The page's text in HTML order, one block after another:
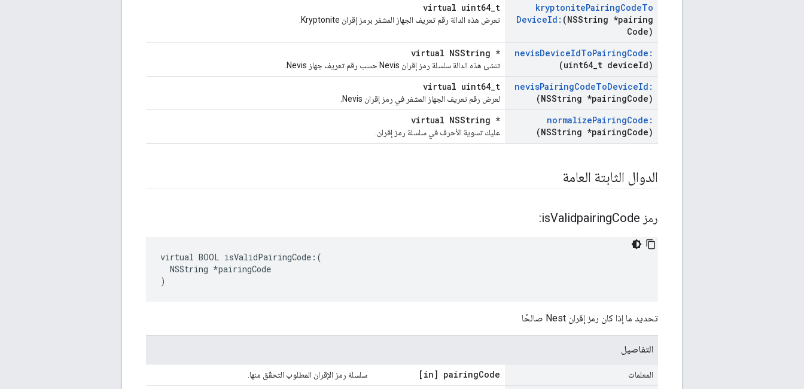
kryptonitePairingCodeTo
DeviceId: (NSString *pairing
Code)
virtual uint64_t
تعرض هذه الدالة رقم تعريف الجهاز المشفر برمز إقران Kryptonite.
nevisDeviceIdToPairingCode:
(uint64 t deviceId)
virtual NSString *
تنشئ هذه الدالة سلسلة رمز إقران Nevis حسب رقم تعريف جهاز Nevis.
nevisPairingCodeToDeviceId:
(NSString *pairingCode)
virtual uint64_t
لعرض رقم تعريف الجهاز المشفر في رمز إقران Nevis.
normalizePairingCode:
(NSString *pairingCode)
virtual NSString *
عليك تسوية الأحرف في سلسلة رمز إقران.
الدوال الثابتة العامة
رمز is ValidpairingCode:
virtual BOOL isValidPairingCode:(
  NSString *pairingCode
)
تحديد ما إذا كان رمز إقران Nest صالحًا
التفاصيل
المعلمات [in] pairingCode سلسلة رمز الإقران المطلوب التحقّق منها.